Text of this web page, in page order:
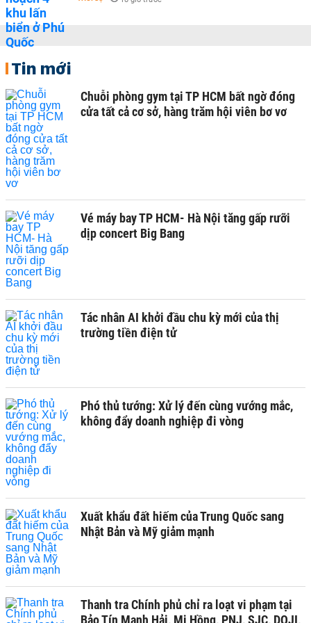
Tin mới
Chuỗi phòng gym tại TP HCM bất ngờ đóng
cửa tất cả cơ sở, hàng trăm hội viên bơ vơ
Vé máy bay TP HCM- Hà Nội tăng gấp rưỡi
dịp concert Big Bang
Tác nhân AI khởi đầu chu kỳ mới của thị
trường tiền điện tử
Phó thủ tướng: Xử lý đến cùng vướng mắc,
không đẩy doanh nghiệp đi vòng
Xuất khẩu đất hiếm của Trung Quốc sang
Nhật Bản và Mỹ giảm mạnh
Thanh tra Chính phủ chỉ ra loạt vi phạm tại
Bảo Tín Mạnh Hải, Mi Hồng, PNJ, SJC, DOJI,